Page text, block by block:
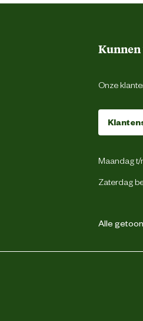
Kunnen
Onze
Maandag t/
Zaterdag
Alle